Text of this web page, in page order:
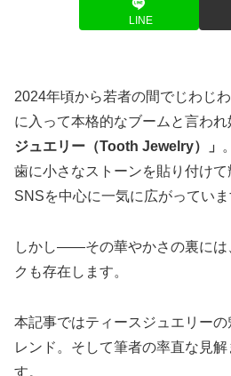
LINE
2024年頃から若者の間でじわじ
に入って本格的なブームと言われ
ジュエリー（Tooth Jewelry）」
。
歯に小さなストーンを貼り付けて
SNSを中心に一気に広がっていま
しかし――その華やかさの裏には
クも存在します。
本記事ではティースジュエリー
レンド。そして筆者の率直な見
す。